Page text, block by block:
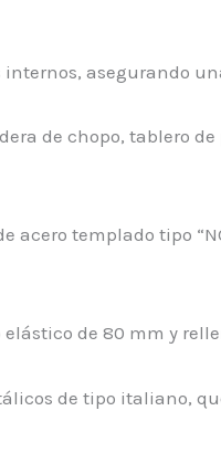
asegurando
de chopo, tablero
acero templado tipo
de 80 mm y
de tipo italiano,